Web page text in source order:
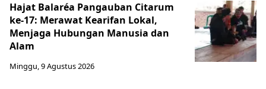
Hajat Balaréa Pangauban Citarum
ke-17: Merawat Kearifan Lokal,
Menjaga Hubungan Manusia dan
Alam
Minggu, 9 Agustus 2026